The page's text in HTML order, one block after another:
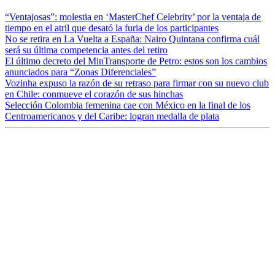
“Ventajosas”: molestia en ‘MasterChef Celebrity’ por la ventaja de
tiempo en el atril que desató la furia de los participantes
No se retira en La Vuelta a España: Nairo Quintana confirma cuál
será su última competencia antes del retiro
El último decreto del MinTransporte de Petro: estos son los cambios
anunciados para “Zonas Diferenciales”
Vozinha expuso la razón de su retraso para firmar con su nuevo club
en Chile: conmueve el corazón de sus hinchas
Selección Colombia femenina cae con México en la final de los
Centroamericanos y del Caribe: logran medalla de plata